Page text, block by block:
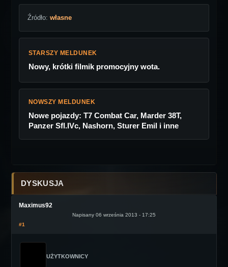
Źródło: własne
STARSZY MELDUNEK
Nowy, krótki filmik promocyjny wota.
NOWSZY MELDUNEK
Nowe pojazdy: T7 Combat Car, Marder 38T,
Panzer Sfl.IVc, Nashorn, Sturer Emil i inne
DYSKUSJA
Maximus92
Napisany 06 września 2013 - 17:25
#1
UŻYTKOWNICY